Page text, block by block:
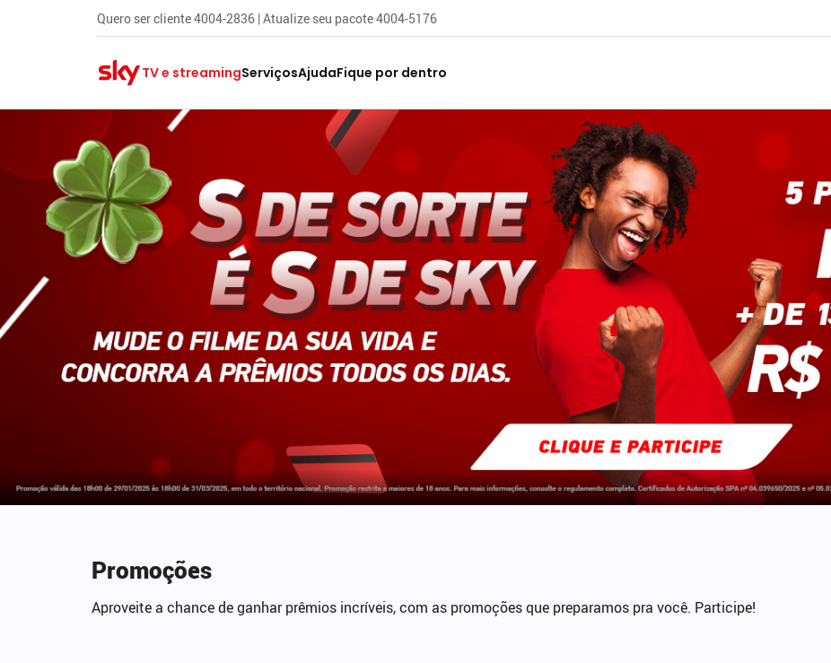
Promoções
Aproveite a chance de ganhar prêmios incríveis, com as promoções que preparamos pra você. Participe!
Quero ser cliente 4004-2836 | Atualize seu pacote 4004-5176
TV e streamingServiçosAjudaFique por dentro